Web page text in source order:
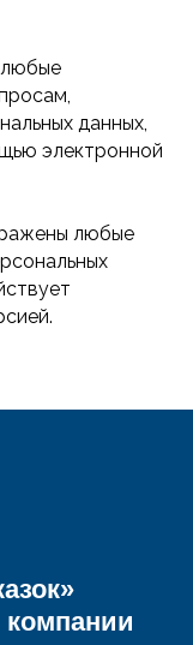
любые
данных,
электронной
любые
компании